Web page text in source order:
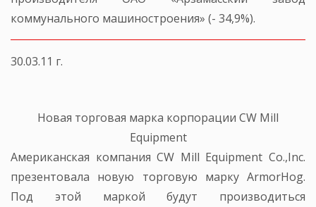
коммунального машиностроения» (- 34,9%).
30.03.11 г.
Новая торговая марка корпорации CW Mill
Equipment
Американская компания CW Mill Equipment Co.,Inc.
презентовала новую торговую марку ArmorHog.
Под этой маркой будут производиться